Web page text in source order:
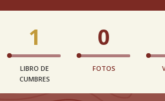
1
LIBRO DE
CUMBRES
0
FOTOS